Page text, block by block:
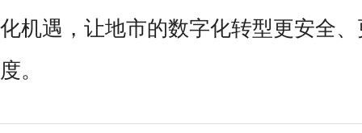
化机遇，让地市的数字化转型更安全
度。